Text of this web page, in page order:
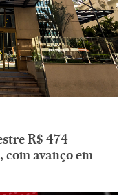
R$ 474
com avanço em